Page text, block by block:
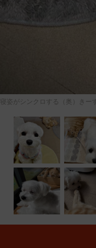
寝姿がシンクロする（奥）きー